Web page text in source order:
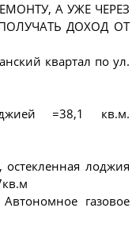
А УЖЕ ЧЕРЕЗ
ДОХОД ОТ
квартал по ул.
=38,1 кв.м.
остекленная лоджия
гaзoвoе